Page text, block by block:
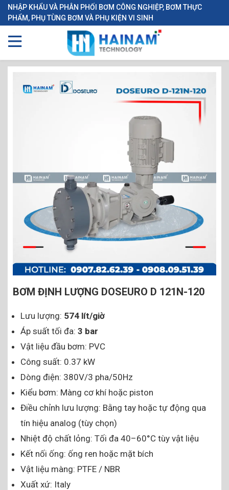
NHẬP KHẨU VÀ PHÂN PHỐI BƠM CÔNG NGHIỆP, BƠM THỰC
PHẨM, PHỤ TÙNG BƠM VÀ PHỤ KIỆN VI SINH
BƠM ĐỊNH LƯỢNG DOSEURO D 121N-120
Lưu lượng: 574 lít/giờ
Áp suất tối đa: 3 bar
Vật liệu đầu bơm: PVC
Công suất: 0.37 kW
Dòng điện: 380V/3 pha/50Hz
Kiểu bơm: Màng cơ khí hoặc piston
Điều chỉnh lưu lượng: Bằng tay hoặc tự động qua
tín hiệu analog (tùy chọn)
Nhiệt độ chất lỏng: Tối đa 40–60°C tùy vật liệu
Kết nối ống: ống ren hoặc mặt bích
Vật liệu màng: PTFE / NBR
Xuất xứ: Italy